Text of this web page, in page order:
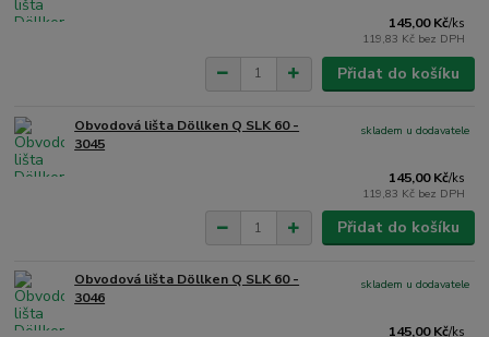
145,00 Kč/ks
119,83 Kč bez DPH
Přidat do košíku
Obvodová lišta Döllken Q SLK 60 -
3045
145,00 Kč/ks
119,83 Kč bez DPH
skladem u dodavatele
Přidat do košíku
Obvodová lišta Döllken Q SLK 60 -
3046
145,00 Kč/ks
skladem u dodavatele